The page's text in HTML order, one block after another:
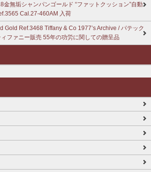
無垢シャンパンゴールド “ファットクッション”自動
Cal.27-460AM 入荷
Gold Ref.3468 Tiffany & Co 1977’s Archive / パテック
ファニー販売 55年の功労に関しての贈呈品